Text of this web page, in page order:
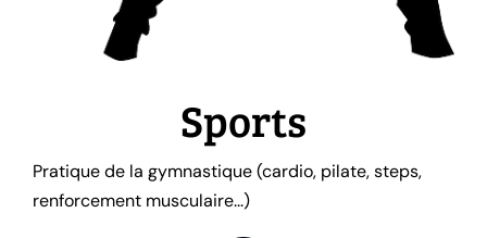
Sports
Pratique de la gymnastique (cardio, pilate, steps,
renforcement musculaire...)